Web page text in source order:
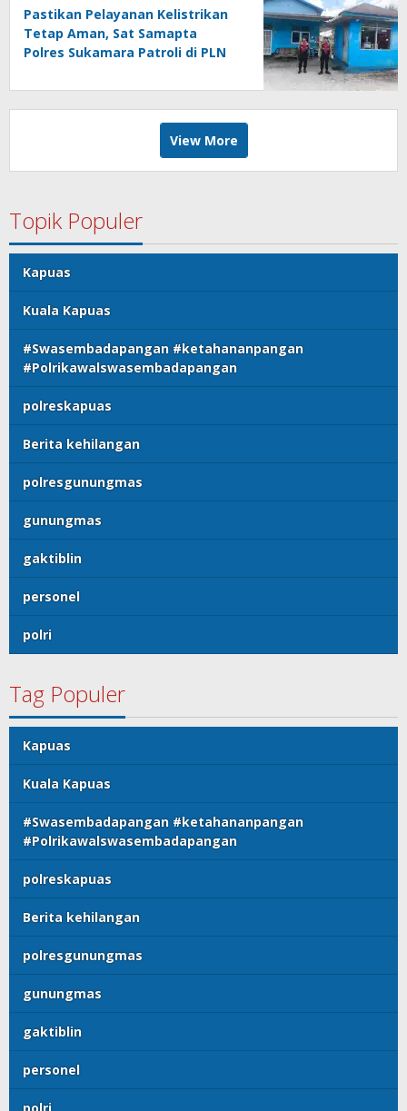
Pastikan Pelayanan Kelistrikan
Tetap Aman, Sat Samapta
Polres Sukamara Patroli di PLN
View More
Topik Populer
Kapuas
Kuala Kapuas
#Swasembadapangan #ketahananpangan
#Polrikawalswasembadapangan
polreskapuas
Berita kehilangan
polresgunungmas
gunungmas
gaktiblin
personel
polri
Tag Populer
Kapuas
Kuala Kapuas
#Swasembadapangan #ketahananpangan
#Polrikawalswasembadapangan
polreskapuas
Berita kehilangan
polresgunungmas
gunungmas
gaktiblin
personel